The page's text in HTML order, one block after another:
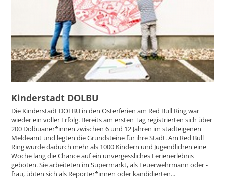
Kinderstadt DOLBU
Die Kinderstadt DOLBU in den Osterferien am Red Bull Ring war
wieder ein voller Erfolg. Bereits am ersten Tag registrierten sich über
200 Dolbuaner*innen zwischen 6 und 12 Jahren im stadteigenen
Meldeamt und legten die Grundsteine für ihre Stadt. Am Red Bull
Ring wurde dadurch mehr als 1000 Kindern und Jugendlichen eine
Woche lang die Chance auf ein unvergessliches Ferienerlebnis
geboten. Sie arbeiteten im Supermarkt, als Feuerwehrmann oder -
frau, übten sich als Reporter*innen oder kandidierten...